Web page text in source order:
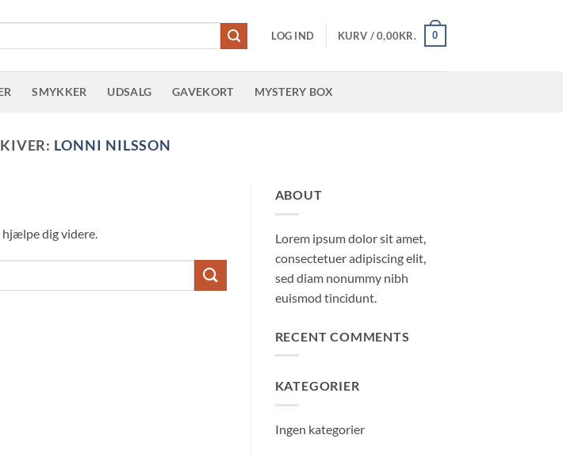
LOG IND KURV /0,00KR. 0
SMYKKER UDSALG GAVEKORT MYSTERY BOX
LONNI NILSSON
dig videre.
ABOUT
Lorem ipsum dolor sit amet,
consectetuer adipiscing elit,
sed diam nonummy nibh
euismod tincidunt.
RECENT COMMENTS
KATEGORIER
Ingen kategorier